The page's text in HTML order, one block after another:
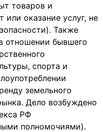
товаров и
или оказание услуг, не
Также
отношении бывшего
спорта и
земельного
Дело возбуждено
РФ
полномочиями).